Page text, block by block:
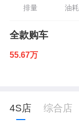
排量 油耗
全款购车
55.67万
4S店 综合店